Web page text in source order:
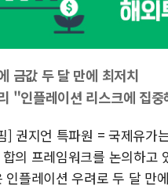
금값 두 달 만에 최저치
"인플레이션 리스크에 집
] 권지언 특파원 = 국제유가
의 프레임워크를 논의하
인플레이션 우려로 두 달 만